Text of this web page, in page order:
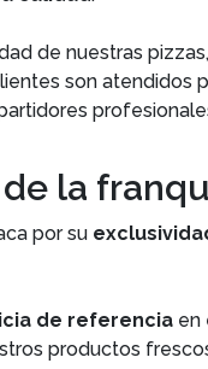
de nuestras
son atendidos
la
por su
de referencia en
productos